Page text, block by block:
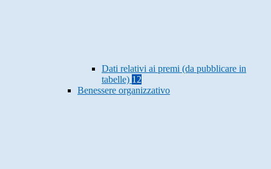
Dati relativi ai premi (da pubblicare in
tabelle) 12
Benessere organizzativo